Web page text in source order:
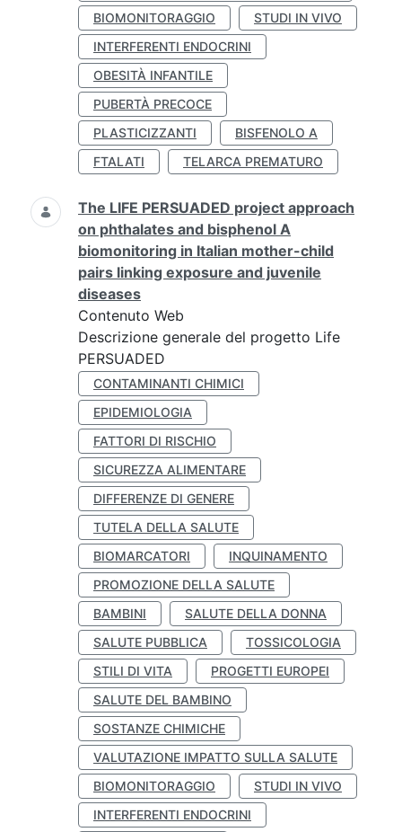
BIOMONITORAGGIO
STUDI IN VIVO
INTERFERENTI ENDOCRINI
OBESITÀ INFANTILE
PUBERTÀ PRECOCE
PLASTICIZZANTI
BISFENOLO A
FTALATI
TELARCA PREMATURO
The LIFE PERSUADED project approach
on phthalates and bisphenol A
biomonitoring in Italian mother-child
pairs linking exposure and juvenile
diseases
Contenuto Web
Descrizione generale del progetto Life
PERSUADED
CONTAMINANTI CHIMICI
EPIDEMIOLOGIA
FATTORI DI RISCHIO
SICUREZZA ALIMENTARE
DIFFERENZE DI GENERE
TUTELA DELLA SALUTE
BIOMARCATORI
INQUINAMENTO
PROMOZIONE DELLA SALUTE
BAMBINI
SALUTE DELLA DONNA
SALUTE PUBBLICA
TOSSICOLOGIA
STILI DI VITA
PROGETTI EUROPEI
SALUTE DEL BAMBINO
SOSTANZE CHIMICHE
VALUTAZIONE IMPATTO SULLA SALUTE
BIOMONITORAGGIO
STUDI IN VIVO
INTERFERENTI ENDOCRINI